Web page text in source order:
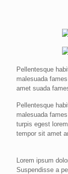
Pellentesque
malesuada
amet suada
Pellentesque
malesuada
turpis egest
tempor sit amet
Lorem ipsum
Suspendisse a